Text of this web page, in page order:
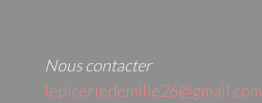
Nous contacter
lepiceriedemilie26@gmail.com